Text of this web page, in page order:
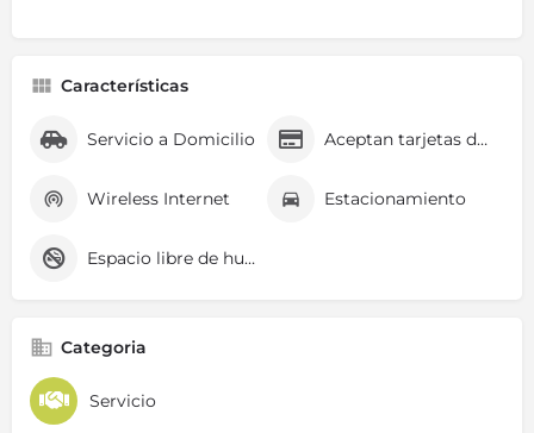
Características
Servicio a Domicilio Aceptan tarjetas de crédito
Wireless Internet Estacionamiento
Espacio libre de humo
Categoria
Servicio